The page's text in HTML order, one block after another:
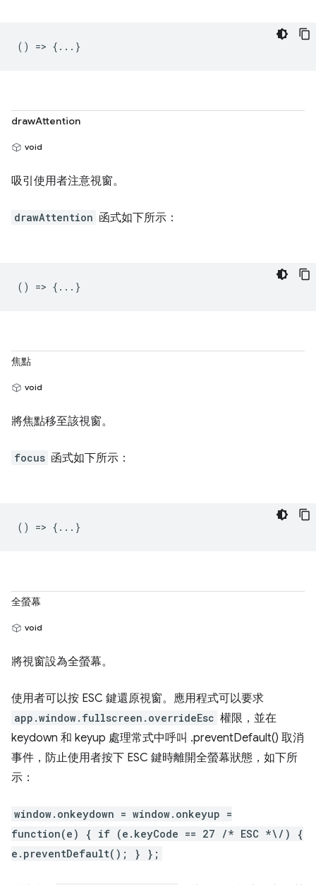
() => {...}
drawAttention
void
吸引使用者注意視窗。
drawAttention 函式如下所示：
() => {...}
焦點
void
將焦點移至該視窗。
focus 函式如下所示：
() => {...}
全螢幕
void
將視窗設為全螢幕。
使用者可以按 ESC 鍵還原視窗。應用程式可以要求
app.window.fullscreen.overrideEsc 權限，並在
keydown 和 keyup 處理常式中呼叫 .preventDefault() 取消
事件，防止使用者按下 ESC 鍵時離開全螢幕狀態，如下所
示：
window.onkeydown = window.onkeyup =
function(e) { if (e.keyCode == 27 /* ESC *\/) {
e.preventDefault(); } };